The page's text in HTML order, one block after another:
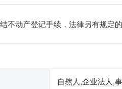
动产登记手续，法律另有规定的
自然人,企业法人,